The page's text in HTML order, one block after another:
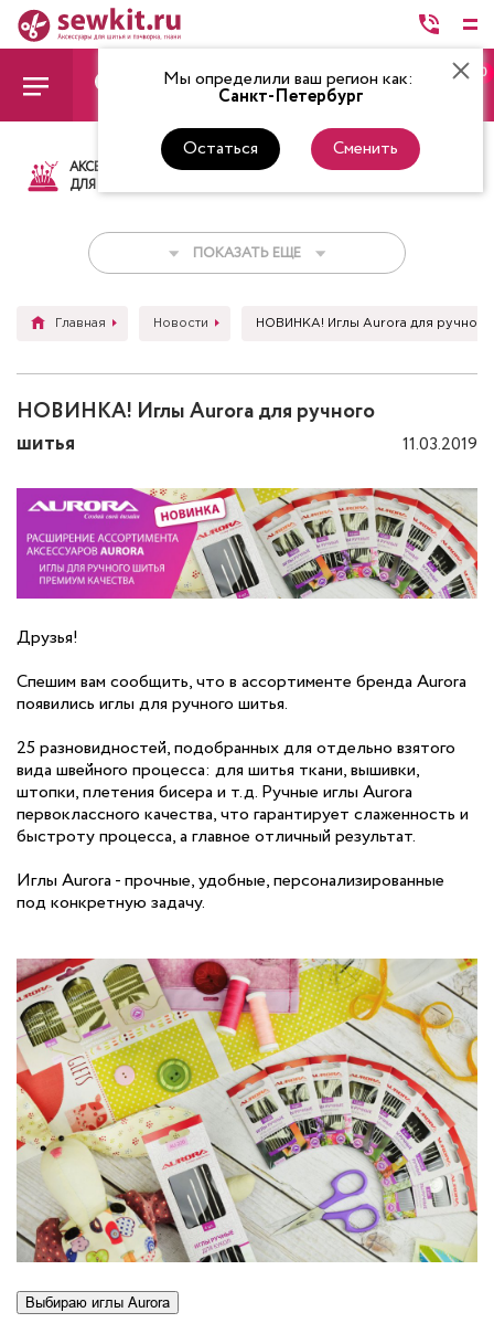
Мы определили ваш регион как:
Санкт-Петербург
Остаться Сменить
0
АКСЕССУАРЫ
ДЛЯ ШИТЬЯ
ТКАНИ НИТКИ
ПОКАЗАТЬ ЕЩЕ
Главная Новости НОВИНКА! Иглы Aurora для ручного
НОВИНКА! Иглы Aurora для ручного
шитья
11.03.2019
Друзья!
Спешим вам сообщить, что в ассортименте бренда Aurora
появились иглы для ручного шитья.
25 разновидностей, подобранных для отдельно взятого
вида швейного процесса: для шитья ткани, вышивки,
штопки, плетения бисера и т.д. Ручные иглы Aurora
первоклассного качества, что гарантирует слаженность и
быстроту процесса, а главное отличный результат.
Иглы Aurora - прочные, удобные, персонализированные
под конкретную задачу.